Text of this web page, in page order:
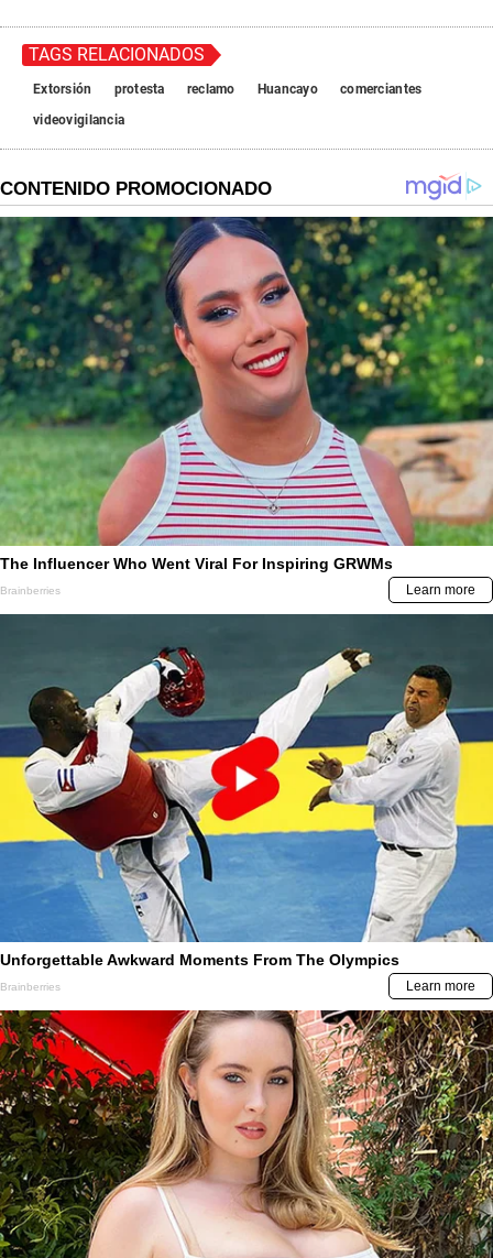
TAGS RELACIONADOS
Extorsión protesta reclamo Huancayo
comerciantes
videovigilancia